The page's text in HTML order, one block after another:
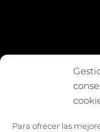
Para ofrecer las